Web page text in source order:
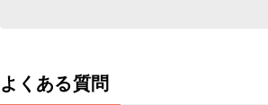
よくある質問